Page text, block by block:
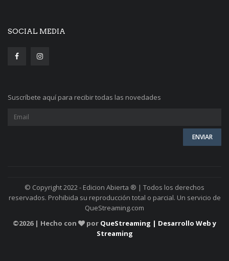
SOCIAL MEDIA
Suscríbete aquí para recibir todas las novedades
© Copyright 2022 - Edicion Abierta ® | Todos los derechos
reservados. Prohibida su reproducción total o parcial. Un servicio de
QueStreaming.com
©2026 | Hecho con por QueStreaming | Desarrollo Web y
Streaming